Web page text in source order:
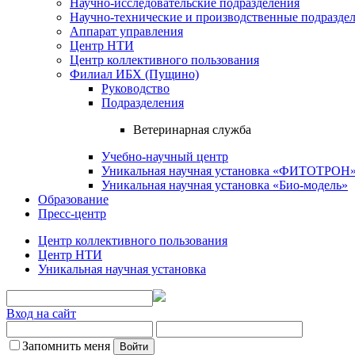
Научно-технические и производственные
Аппарат управления
Центр НТИ
Центр коллективного пользования
Филиал ИБХ (Пущино)
Руководство
Подразделения
Ветеринарная служба
Учебно-научный центр
Уникальная научная установка «ФИТОТРОН»
Уникальная научная установка «Био-модель»
Образование
Пресс-центр
Центр коллективного пользования
Центр НТИ
Уникальная научная установка
Вход на сайт
Запомнить меня